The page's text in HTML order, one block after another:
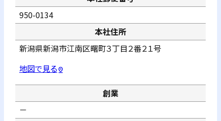
950-0134
本社住所
新潟県新潟市江南区曙町３丁目２番２１号
地図で見るpin_drop
創業
－